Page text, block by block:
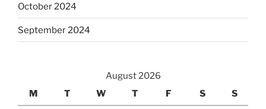
October 2024
September 2024
August 2026
M
T W T F S S